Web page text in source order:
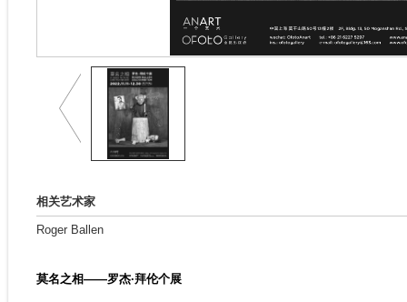
相关艺术家
Roger Ballen
莫名之相——罗杰·拜伦个展